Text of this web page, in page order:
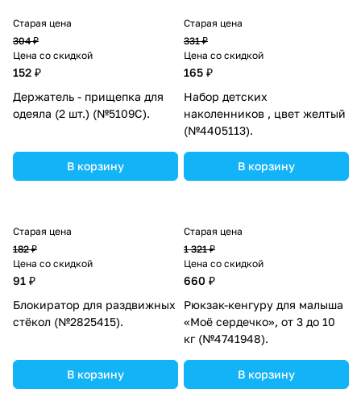
Старая цена
304 ₽
Цена со скидкой
152 ₽
Держатель - прищепка для
одеяла (2 шт.) (№5109С).
В корзину
Старая цена
331 ₽
Цена со скидкой
165 ₽
Набор детских
наколенников , цвет желтый
(№4405113).
В корзину
Старая цена
182 ₽
Цена со скидкой
91 ₽
Блокиратор для раздвижных
стёкол (№2825415).
В корзину
Старая цена
1 321 ₽
Цена со скидкой
660 ₽
Рюкзак-кенгуру для малыша
«Моё сердечко», от 3 до 10
кг (№4741948).
В корзину